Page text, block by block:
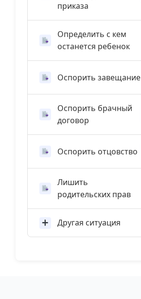
приказа
Определить с кем
останется ребенок
Оспорить завещание
Оспорить брачный
договор
Оспорить отцовство
Лишить
родительских прав
Другая ситуация